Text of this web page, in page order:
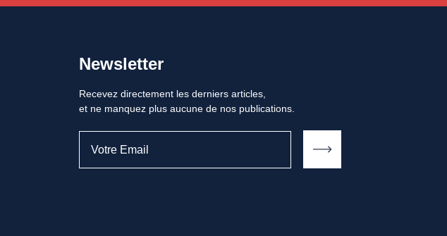
Newsletter
Recevez directement les derniers articles,
et ne manquez plus aucune de nos publications.